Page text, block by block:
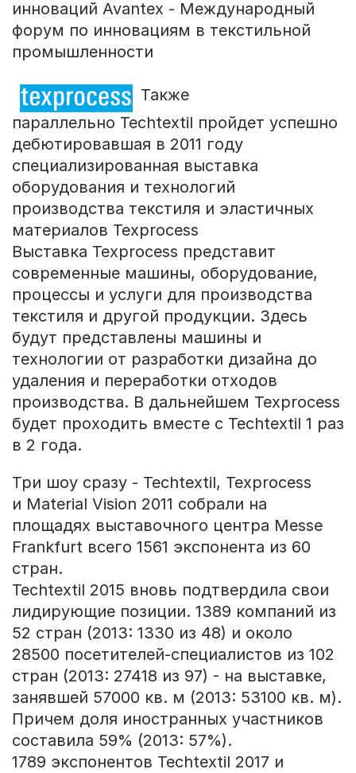
инноваций Avantex - Международный
форум по инновациям в текстильной
промышленности
Также
параллельно Techtextil пройдет успешно
дебютировавшая в 2011 году
специализированная выставка
оборудования и технологий
производства текстиля и эластичных
материалов Texprocess
Выставка Texprocess представит
современные машины, оборудование,
процессы и услуги для производства
текстиля и другой продукции. Здесь
будут представлены машины и
технологии от разработки дизайна до
удаления и переработки отходов
производства. В дальнейшем Texprocess
будет проходить вместе с Techtextil 1 раз
в 2 года.
Три шоу сразу - Techtextil, Texprocess
и Material Vision 2011 собрали на
площадях выставочного центра Messe
Frankfurt всего 1561 экспонента из 60
стран.
Techtextil 2015 вновь подтвердила свои
лидирующие позиции. 1389 компаний из
52 стран (2013: 1330 из 48) и около
28500 посетителей-специалистов из 102
стран (2013: 27418 из 97) - на выставке,
занявшей 57000 кв. м (2013: 53100 кв. м).
Причем доля иностранных участников
составила 59% (2013: 57%).
1789 экспонентов Techtextil 2017 и